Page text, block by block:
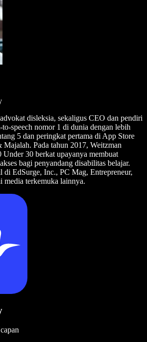
disleksia, sekaligus CEO dan pendiri
speech nomor 1 di dunia dengan lebih
5 dan peringkat pertama di App Store
Pada tahun 2017, Weitzman
Under 30 berkat upayanya membuat
bagi penyandang disabilitas belajar.
di EdSurge, Inc., PC Mag, Entrepreneur,
media terkemuka lainnya.